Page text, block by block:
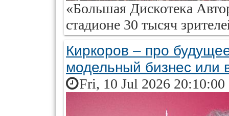
«Большая Дискотека
стадионе 30 тысяч
Киркоров – про
модельный бизнес или
Fri, 10 Jul 2026 20:10:00